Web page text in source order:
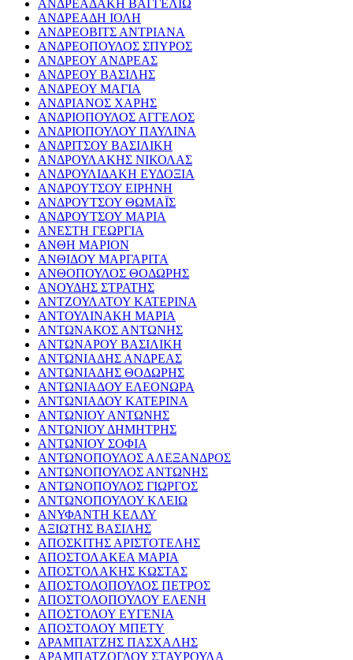
ΑΝΔΡΕΑΔΑΚΗ ΒΑΓΓΕΛΙΩ
ΑΝΔΡΕΑΔΗ ΙΟΛΗ
ΑΝΔΡΕΟΒΙΤΣ ΑΝΤΡΙΑΝΑ
ΑΝΔΡΕΟΠΟΥΛΟΣ ΣΠΥΡΟΣ
ΑΝΔΡΕΟΥ ΑΝΔΡΕΑΣ
ΑΝΔΡΕΟΥ ΒΑΣΙΛΗΣ
ΑΝΔΡΕΟΥ ΜΑΓΙΑ
ΑΝΔΡΙΑΝΟΣ ΧΑΡΗΣ
ΑΝΔΡΙΟΠΟΥΛΟΣ ΑΓΓΕΛΟΣ
ΑΝΔΡΙΟΠΟΥΛΟΥ ΠΑΥΛΙΝΑ
ΑΝΔΡΙΤΣΟΥ ΒΑΣΙΛΙΚΗ
ΑΝΔΡΟΥΛΑΚΗΣ ΝΙΚΟΛΑΣ
ΑΝΔΡΟΥΛΙΔΑΚΗ ΕΥΔΟΞΙΑ
ΑΝΔΡΟΥΤΣΟΥ ΕΙΡΗΝΗ
ΑΝΔΡΟΥΤΣΟΥ ΘΩΜΑΪΣ
ΑΝΔΡΟΥΤΣΟΥ ΜΑΡΙΑ
ΑΝΕΣΤΗ ΓΕΩΡΓΙΑ
ΑΝΘΗ ΜΑΡΙΟΝ
ΑΝΘΙΔΟΥ ΜΑΡΓΑΡΙΤΑ
ΑΝΘΟΠΟΥΛΟΣ ΘΟΔΩΡΗΣ
ΑΝΟΥΔΗΣ ΣΤΡΑΤΗΣ
ΑΝΤΖΟΥΛΑΤΟΥ ΚΑΤΕΡΙΝΑ
ΑΝΤΟΥΛΙΝΑΚΗ ΜΑΡΙΑ
ΑΝΤΩΝΑΚΟΣ ΑΝΤΩΝΗΣ
ΑΝΤΩΝΑΡΟΥ ΒΑΣΙΛΙΚΗ
ΑΝΤΩΝΙΑΔΗΣ ΑΝΔΡΕΑΣ
ΑΝΤΩΝΙΑΔΗΣ ΘΟΔΩΡΗΣ
ΑΝΤΩΝΙΑΔΟΥ ΕΛΕΟΝΩΡΑ
ΑΝΤΩΝΙΑΔΟΥ ΚΑΤΕΡΙΝΑ
ΑΝΤΩΝΙΟΥ ΑΝΤΩΝΗΣ
ΑΝΤΩΝΙΟΥ ΔΗΜΗΤΡΗΣ
ΑΝΤΩΝΙΟΥ ΣΟΦΙΑ
ΑΝΤΩΝΟΠΟΥΛΟΣ ΑΛΕΞΑΝΔΡΟΣ
ΑΝΤΩΝΟΠΟΥΛΟΣ ΑΝΤΩΝΗΣ
ΑΝΤΩΝΟΠΟΥΛΟΣ ΓΙΩΡΓΟΣ
ΑΝΤΩΝΟΠΟΥΛΟΥ ΚΛΕΙΩ
ΑΝΥΦΑΝΤΗ ΚΕΛΛΥ
ΑΞΙΩΤΗΣ ΒΑΣΙΛΗΣ
ΑΠΟΣΚΙΤΗΣ ΑΡΙΣΤΟΤΕΛΗΣ
ΑΠΟΣΤΟΛΑΚΕΑ ΜΑΡΙΑ
ΑΠΟΣΤΟΛΑΚΗΣ ΚΩΣΤΑΣ
ΑΠΟΣΤΟΛΟΠΟΥΛΟΣ ΠΕΤΡΟΣ
ΑΠΟΣΤΟΛΟΠΟΥΛΟΥ ΕΛΕΝΗ
ΑΠΟΣΤΟΛΟΥ ΕΥΓΕΝΙΑ
ΑΠΟΣΤΟΛΟΥ ΜΠΕΤΥ
ΑΡΑΜΠΑΤΖΗΣ ΠΑΣΧΑΛΗΣ
ΑΡΑΜΠΑΤΖΟΓΛΟΥ ΣΤΑΥΡΟΥΛΑ